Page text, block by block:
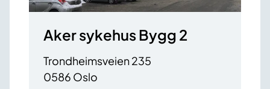
Aker sykehus Bygg 2
Trondheimsveien 235
0586 Oslo